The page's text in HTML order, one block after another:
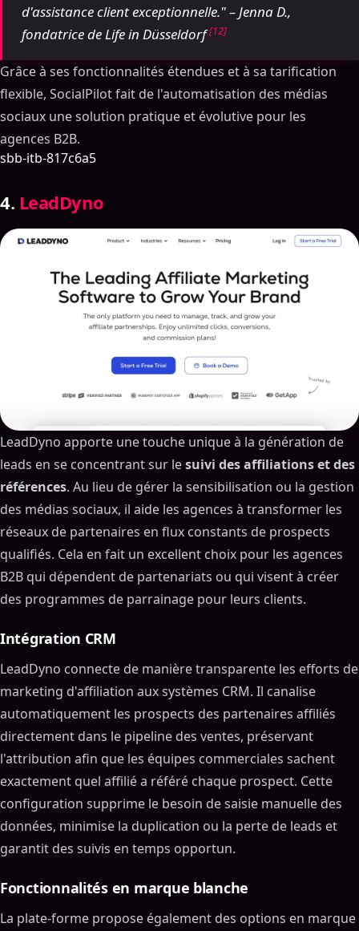
d'assistance client exceptionnelle." – Jenna D.,
fondatrice de Life in Düsseldorf[12]
Grâce à ses fonctionnalités étendues et à sa tarification
flexible, SocialPilot fait de l'automatisation des médias
sociaux une solution pratique et évolutive pour les
agences B2B.
sbb-itb-817c6a5
4. LeadDyno
LeadDyno apporte une touche unique à la génération de
leads en se concentrant sur lesuivi des affiliations et des
références. Au lieu de gérer la sensibilisation ou la gestion
des médias sociaux, il aide les agences à transformer les
réseaux de partenaires en flux constants de prospects
qualifiés. Cela en fait un excellent choix pour les agences
B2B qui dépendent de partenariats ou qui visent à créer
des programmes de parrainage pour leurs clients.
Intégration CRM
LeadDyno connecte de manière transparente les efforts de
marketing d'affiliation aux systèmes CRM. Il canalise
automatiquement les prospects des partenaires affiliés
directement dans le pipeline des ventes, préservant
l'attribution afin que les équipes commerciales sachent
exactement quel affilié a référé chaque prospect. Cette
configuration supprime le besoin de saisie manuelle des
données, minimise la duplication ou la perte de leads et
garantit des suivis en temps opportun.
Fonctionnalités en marque blanche
La plate-forme propose également des options en marque